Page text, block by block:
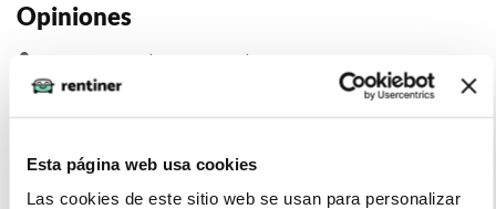
Esta página web usa cookies
Las cookies de este sitio web se usan para personalizar
Opiniones
Ivan Mendoza (2022-12-09)
Rentiner mejor todavíÂ­a!!!